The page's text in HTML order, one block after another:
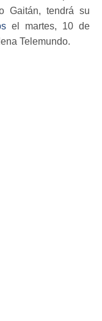
Gaitán, tendrá su
el martes, 10 de
Telemundo.